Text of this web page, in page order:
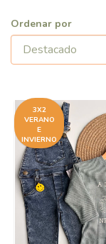
Ordenar por
3X2
VERANO
E
INVIERNO